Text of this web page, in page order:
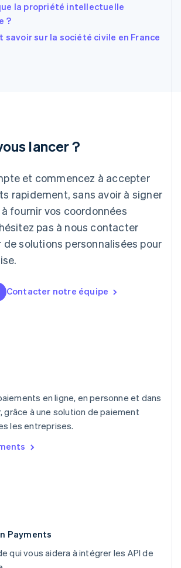
la propriété intellectuelle
?
savoir sur la société civile en France
lancer ?
et commencez à accepter
rapidement, sans avoir à signer
fournir vos coordonnées
pas à nous contacter
solutions personnalisées pour
Contacter notre équipe
en ligne, en personne et dans
grâce à une solution de paiement
les entreprises.
Payments
qui vous aidera à intégrer les API de
English